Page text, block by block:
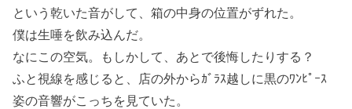
という乾いた音がして、箱の中身の位置がずれた。
僕は生唾を飲み込んだ。
なにこの空気。もしかして、あとで後悔したりする？
ふと視線を感じると、店の外からｶﾞﾗｽ越しに黒のﾜﾝﾋﾟｰｽ
姿の音響がこっちを見ていた。